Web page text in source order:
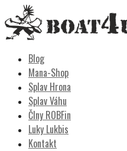
to
content
Blog
Mana-Shop
Splav Hrona
Splav Váhu
Člny ROBFin
Luky Lukbis
Kontakt